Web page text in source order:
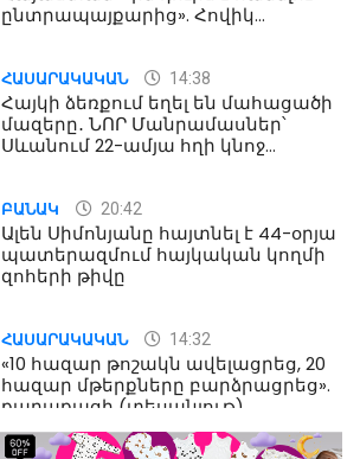
ընտրապայքարից». Հովիկ
ՀԱՍԱՐԱԿԱԿԱՆ 14:38
Հայկի ձեռքում եղել են մահացածի
մազերը․ ՆՈՐ Մանրամասներ՝
Սևանում 22-ամյա հղի կնոջ
ԲԱՆԱԿ 20:42
Ալեն Սիմոնյանը հայտնել է 44-օրյա
պատերազմում հայկական կողմի
զոհերի թիվը
ՀԱՍԱՐԱԿԱԿԱՆ 14:32
«10 հազար թոշակն ավելացրեց, 20
հազար մթերքները բարձրացրեց».
քաղաքացի (տեսանյութ)